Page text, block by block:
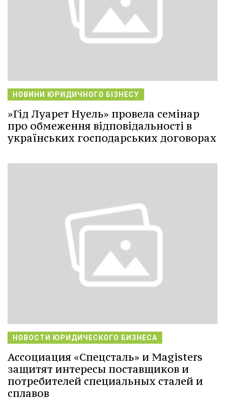
НОВИНИ ЮРИДИЧНОГО БІЗНЕСУ
»Гід Луарет Нуель» провела семінар
про обмеження відповідальності в
українських господарських договорах
НОВОСТИ ЮРИДИЧЕСКОГО БИЗНЕСА
Ассоциация «Спецсталь» и Magisters
защитят интересы поставщиков и
потребителей специальных сталей и
сплавов